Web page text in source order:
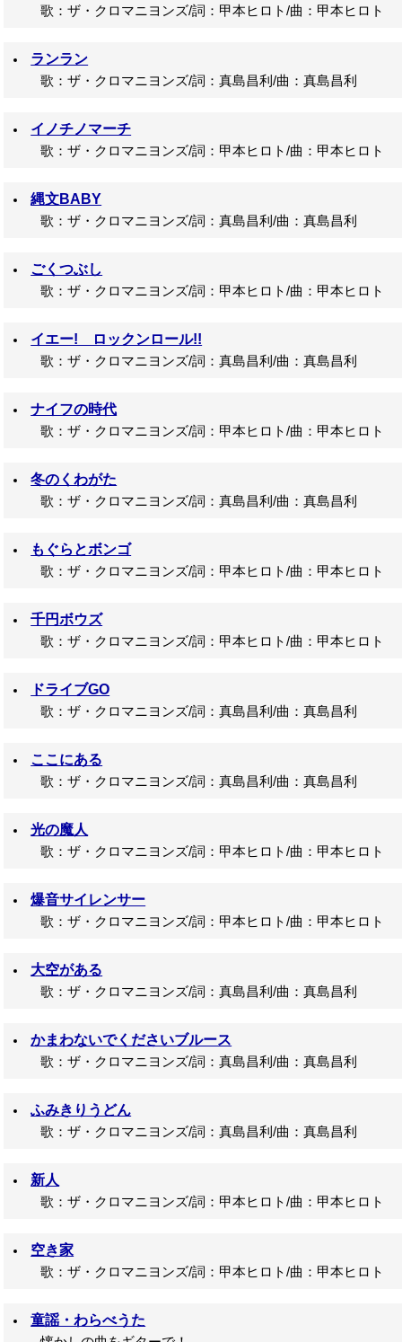
歌：ザ・クロマニヨンズ/詞：甲本ヒロト/曲：甲本ヒロト
ランラン
歌：ザ・クロマニヨンズ/詞：真島昌利/曲：真島昌利
イノチノマーチ
歌：ザ・クロマニヨンズ/詞：甲本ヒロト/曲：甲本ヒロト
縄文BABY
歌：ザ・クロマニヨンズ/詞：真島昌利/曲：真島昌利
ごくつぶし
歌：ザ・クロマニヨンズ/詞：甲本ヒロト/曲：甲本ヒロト
イエー! ロックンロール!!
歌：ザ・クロマニヨンズ/詞：真島昌利/曲：真島昌利
ナイフの時代
歌：ザ・クロマニヨンズ/詞：甲本ヒロト/曲：甲本ヒロト
冬のくわがた
歌：ザ・クロマニヨンズ/詞：真島昌利/曲：真島昌利
もぐらとボンゴ
歌：ザ・クロマニヨンズ/詞：甲本ヒロト/曲：甲本ヒロト
千円ボウズ
歌：ザ・クロマニヨンズ/詞：甲本ヒロト/曲：甲本ヒロト
ドライブGO
歌：ザ・クロマニヨンズ/詞：真島昌利/曲：真島昌利
ここにある
歌：ザ・クロマニヨンズ/詞：真島昌利/曲：真島昌利
光の魔人
歌：ザ・クロマニヨンズ/詞：甲本ヒロト/曲：甲本ヒロト
爆音サイレンサー
歌：ザ・クロマニヨンズ/詞：甲本ヒロト/曲：甲本ヒロト
大空がある
歌：ザ・クロマニヨンズ/詞：真島昌利/曲：真島昌利
かまわないでくださいブルース
歌：ザ・クロマニヨンズ/詞：真島昌利/曲：真島昌利
ふみきりうどん
歌：ザ・クロマニヨンズ/詞：真島昌利/曲：真島昌利
新人
歌：ザ・クロマニヨンズ/詞：甲本ヒロト/曲：甲本ヒロト
空き家
歌：ザ・クロマニヨンズ/詞：甲本ヒロト/曲：甲本ヒロト
童謡・わらべうた